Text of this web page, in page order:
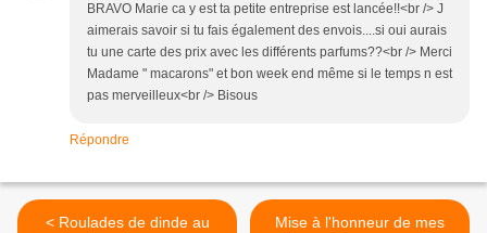
BRAVO Marie ca y est ta petite entreprise est lancée!!<br /> J
aimerais savoir si tu fais également des envois....si oui aurais
tu une carte des prix avec les différents parfums??<br /> Merci
Madame " macarons" et bon week end même si le temps n est
pas merveilleux<br /> Bisous
Répondre
< Roulades de dinde au
Mise à l'honneur de mes